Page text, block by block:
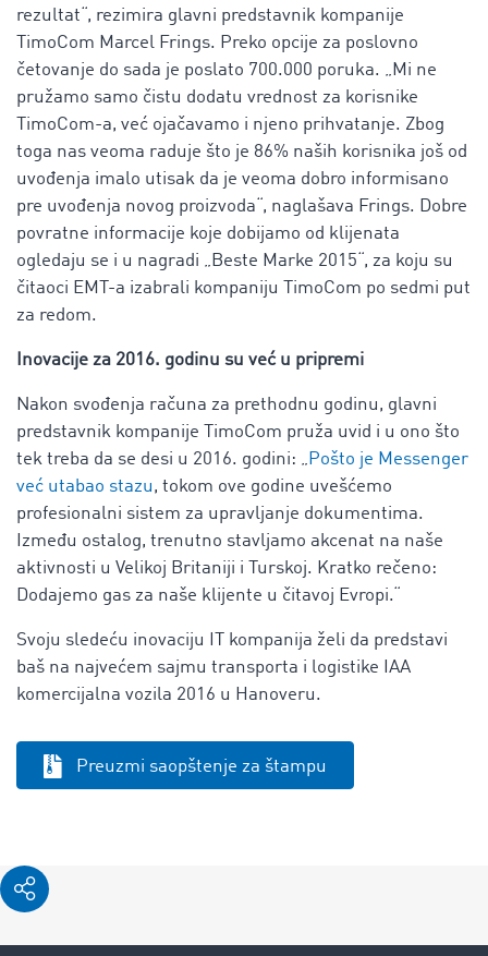
rezultat“, rezimira glavni predstavnik kompanije
TimoCom Marcel Frings. Preko opcije za poslovno
četovanje do sada je poslato 700.000 poruka. „Mi ne
pružamo samo čistu dodatu vrednost za korisnike
TimoCom-a, već ojačavamo i njeno prihvatanje. Zbog
toga nas veoma raduje što je 86% naših korisnika još od
uvođenja imalo utisak da je veoma dobro informisano
pre uvođenja novog proizvoda“, naglašava Frings. Dobre
povratne informacije koje dobijamo od klijenata
ogledaju se i u nagradi „Beste Marke 2015“, za koju su
čitaoci EMT-a izabrali kompaniju TimoCom po sedmi put
za redom.
Inovacije za 2016. godinu su već u pripremi
Nakon svođenja računa za prethodnu godinu, glavni
predstavnik kompanije TimoCom pruža uvid i u ono što
tek treba da se desi u 2016. godini: „ Pošto je Messenger
već utabao stazu, tokom ove godine uvešćemo
profesionalni sistem za upravljanje dokumentima.
Između ostalog, trenutno stavljamo akcenat na naše
aktivnosti u Velikoj Britaniji i Turskoj. Kratko rečeno:
Dodajemo gas za naše klijente u čitavoj Evropi.“
Svoju sledeću inovaciju IT kompanija želi da predstavi
baš na najvećem sajmu transporta i logistike IAA
komercijalna vozila 2016 u Hanoveru.
Preuzmi saopštenje za štampu